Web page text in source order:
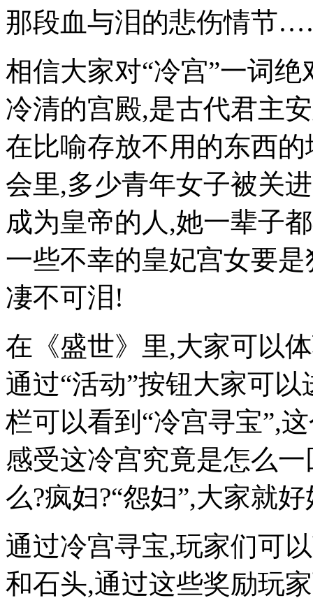
那段血与泪的悲伤情节
相信大家对“冷宫”一词
冷清的宫殿,是古代君主
在比喻存放不用的东西
会里,多少青年女子被关
成为皇帝的人,她一辈子
一些不幸的皇妃宫女要
凄不可泪!
在《盛世》里,大家可以
通过“活动”按钮大家可
栏可以看到“冷宫寻宝”,
感受这冷宫究竟是怎么
么?疯妇?“怨妇”,大家就
通过冷宫寻宝,玩家们可
和石头,通过这些奖励玩